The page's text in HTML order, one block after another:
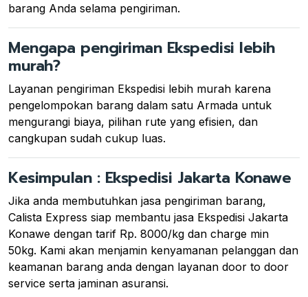
barang Anda selama pengiriman.
Mengapa pengiriman Ekspedisi lebih
murah?
Layanan pengiriman Ekspedisi lebih murah karena
pengelompokan barang dalam satu Armada untuk
mengurangi biaya, pilihan rute yang efisien, dan
cangkupan sudah cukup luas.
Kesimpulan : Ekspedisi Jakarta Konawe
Jika anda membutuhkan jasa pengiriman barang,
Calista Express siap membantu jasa Ekspedisi Jakarta
Konawe dengan tarif Rp. 8000/kg dan charge min
50kg. Kami akan menjamin kenyamanan pelanggan dan
keamanan barang anda dengan layanan door to door
service serta jaminan asuransi.